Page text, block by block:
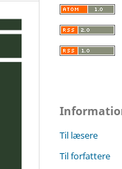
Til læsere
Til forfattere